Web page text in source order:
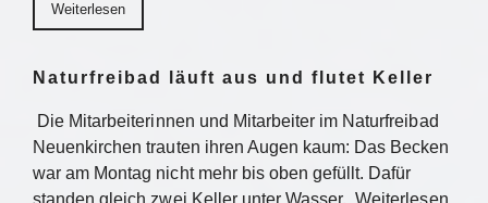
Weiterlesen
Naturfreibad läuft aus und flutet Keller
Die Mitarbeiterinnen und Mitarbeiter im Naturfreibad
Neuenkirchen trauten ihren Augen kaum: Das Becken
war am Montag nicht mehr bis oben gefüllt. Dafür
standen gleich zwei Keller unter Wasser. Weiterlesen